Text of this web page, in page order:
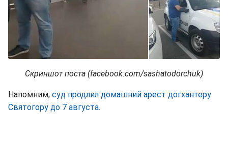
Скриншот поста (facebook.com/sashatodorchuk)
Напомним, суд продлил домашний арест догхантеру
Святогору до 7 августа.